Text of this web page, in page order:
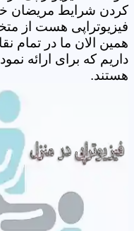
کردن شرایط مریضان
فیزیوتراپی هست از
همین الان ما در تمام
داریم که برای ارائه
هستند.